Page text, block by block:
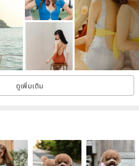
ดูเพิ่มเติม